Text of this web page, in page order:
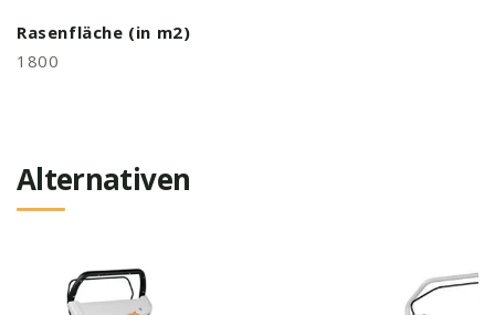
Rasenfläche (in m2)
1800
Alternativen